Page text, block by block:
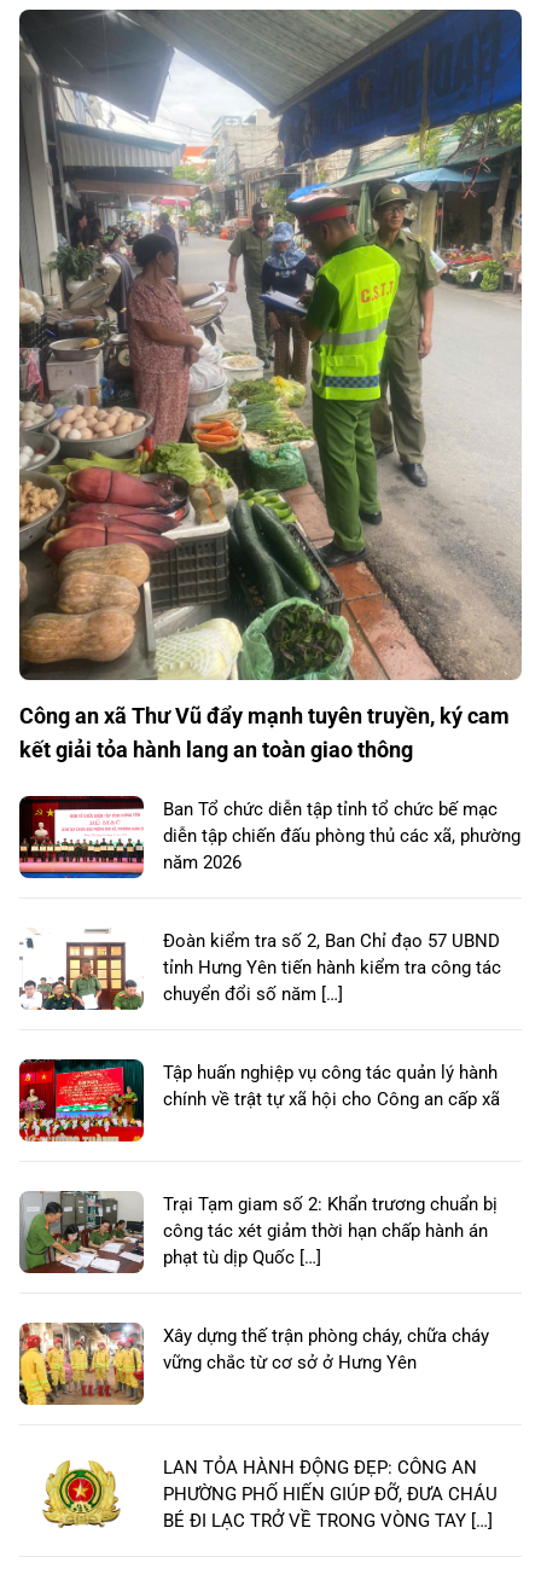
Công an xã Thư Vũ đẩy mạnh tuyên truyền, ký cam
kết giải tỏa hành lang an toàn giao thông
Ban Tổ chức diễn tập tỉnh tổ chức bế mạc
diễn tập chiến đấu phòng thủ các xã, phường
năm 2026
Đoàn kiểm tra số 2, Ban Chỉ đạo 57 UBND
tỉnh Hưng Yên tiến hành kiểm tra công tác
chuyển đổi số năm […]
Tập huấn nghiệp vụ công tác quản lý hành
chính về trật tự xã hội cho Công an cấp xã
Trại Tạm giam số 2: Khẩn trương chuẩn bị
công tác xét giảm thời hạn chấp hành án
phạt tù dịp Quốc […]
Xây dựng thế trận phòng cháy, chữa cháy
vững chắc từ cơ sở ở Hưng Yên
LAN TỎA HÀNH ĐỘNG ĐẸP: CÔNG AN
PHƯỜNG PHỐ HIẾN GIÚP ĐỠ, ĐƯA CHÁU
BÉ ĐI LẠC TRỞ VỀ TRONG VÒNG TAY […]